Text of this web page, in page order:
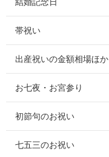
結婚記念日
帯祝い
出産祝いの金額相場ほか
お七夜・お宮参り
初節句のお祝い
七五三のお祝い